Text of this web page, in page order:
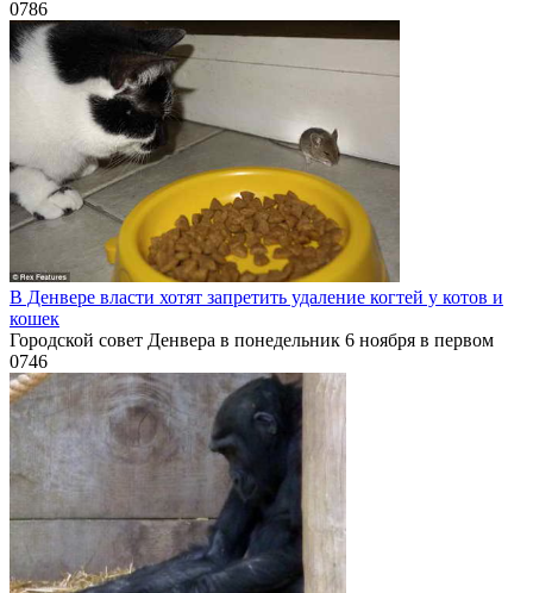
0786
В Денвере власти хотят запретить удаление когтей у котов и
кошек
Городской совет Денвера в понедельник 6 ноября в первом
0746